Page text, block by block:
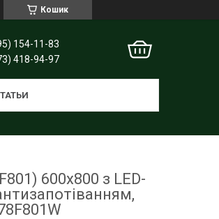
Кошик
154-11-83
418-94-97
600х800 з LED-